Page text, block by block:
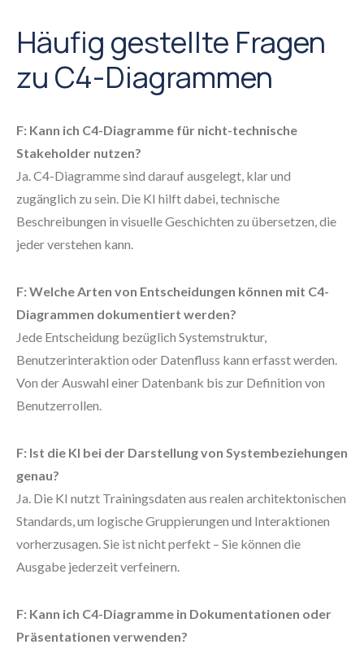
Häufig gestellte Fragen
zu C4-Diagrammen
F: Kann ich C4-Diagramme für nicht-technische
Stakeholder nutzen?
Ja. C4-Diagramme sind darauf ausgelegt, klar und
zugänglich zu sein. Die KI hilft dabei, technische
Beschreibungen in visuelle Geschichten zu übersetzen, die
jeder verstehen kann.
F: Welche Arten von Entscheidungen können mit C4-
Diagrammen dokumentiert werden?
Jede Entscheidung bezüglich Systemstruktur,
Benutzerinteraktion oder Datenfluss kann erfasst werden.
Von der Auswahl einer Datenbank bis zur Definition von
Benutzerrollen.
F: Ist die KI bei der Darstellung von Systembeziehungen
genau?
Ja. Die KI nutzt Trainingsdaten aus realen architektonischen
Standards, um logische Gruppierungen und Interaktionen
vorherzusagen. Sie ist nicht perfekt – Sie können die
Ausgabe jederzeit verfeinern.
F: Kann ich C4-Diagramme in Dokumentationen oder
Präsentationen verwenden?